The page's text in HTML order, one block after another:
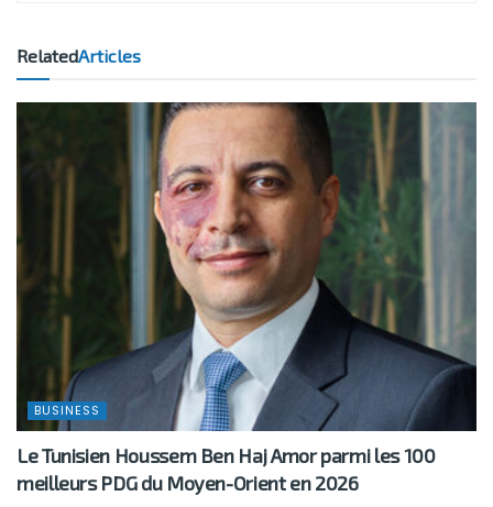
RelatedArticles
BUSINESS
Le Tunisien Houssem Ben Haj Amor parmi les 100
meilleurs PDG du Moyen-Orient en 2026